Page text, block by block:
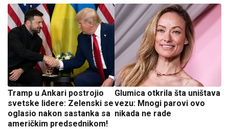
Tramp u Ankari postrojio
svetske lidere: Zelenski se
oglasio nakon sastanka sa
američkim predsednikom!
Glumica otkrila šta uništava
vezu: Mnogi parovi ovo
nikada ne rade